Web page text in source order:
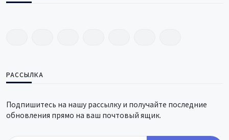
РАССЫЛКА
Подпишитесь на нашу рассылку и получайте последние
обновления прямо на ваш почтовый ящик.